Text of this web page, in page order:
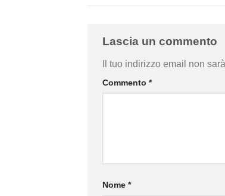
Lascia un commento
Il tuo indirizzo email non
Commento *
Nome *